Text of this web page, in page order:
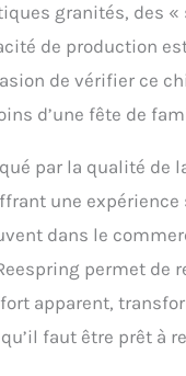
granités, des
de production
de vérifier ce
d’une fête de
par la qualité de
une
dans le
permet de
apparent,
faut être prêt à